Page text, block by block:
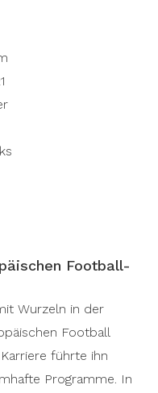
Football-
Wurzeln in der
Football
führte ihn
Programme. In